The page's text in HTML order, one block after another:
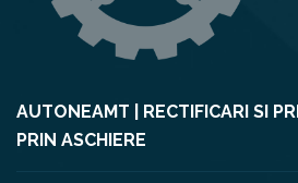
AUTONEAMT | RECTIFICARI SI
PRIN ASCHIERE